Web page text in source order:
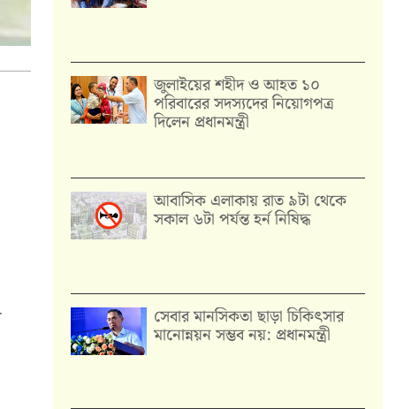
জুলাইয়ের শহীদ ও আহত ১০
পরিবারের সদস্যদের নিয়োগপত্র
দিলেন প্রধানমন্ত্রী
আবাসিক এলাকায় রাত ৯টা থেকে
সকাল ৬টা পর্যন্ত হর্ন নিষিদ্ধ
সেবার মানসিকতা ছাড়া চিকিৎসার
মানোন্নয়ন সম্ভব নয়: প্রধানমন্ত্রী